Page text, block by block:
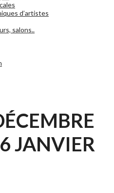
d’artistes
salons..
JANVIER